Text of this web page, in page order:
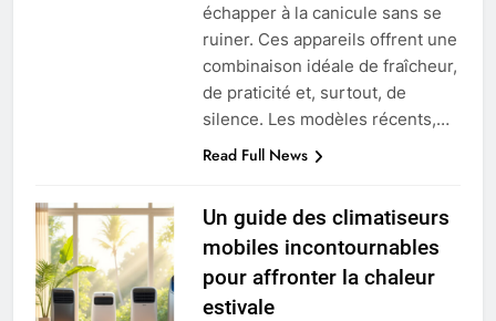
échapper à la canicule sans se
ruiner. Ces appareils offrent une
combinaison idéale de fraîcheur,
de praticité et, surtout, de
silence. Les modèles récents,…
Read Full News
Un guide des climatiseurs
mobiles incontournables
pour affronter la chaleur
estivale